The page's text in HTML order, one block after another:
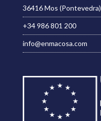
36416 Mos (Pontevedra)
+34 986 801 200
info@enmacosa.com